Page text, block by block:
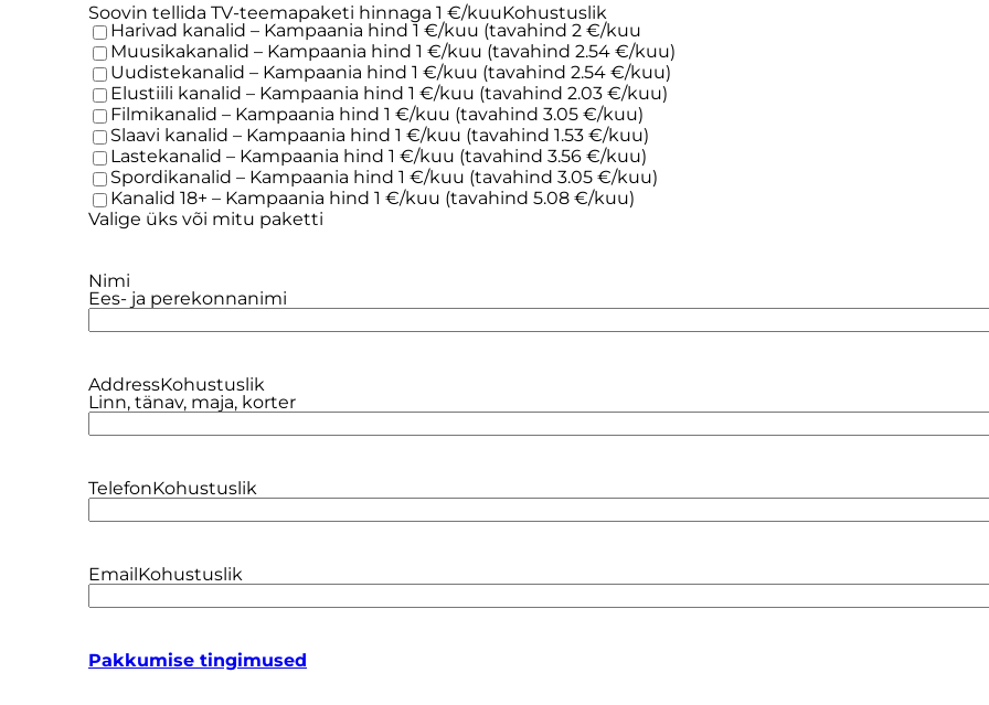
Soovin tellida TV-teemapaketi hinnaga 1 €/kuuKohustuslik
Harivad kanalid – Kampaania hind 1 €/kuu (tavahind 2 €/kuu
Muusikakanalid – Kampaania hind 1 €/kuu (tavahind 2.54 €/kuu)
Uudistekanalid – Kampaania hind 1 €/kuu (tavahind 2.54 €/kuu)
Elustiili kanalid – Kampaania hind 1 €/kuu (tavahind 2.03 €/kuu)
Filmikanalid – Kampaania hind 1 €/kuu (tavahind 3.05 €/kuu)
Slaavi kanalid – Kampaania hind 1 €/kuu (tavahind 1.53 €/kuu)
Lastekanalid – Kampaania hind 1 €/kuu (tavahind 3.56 €/kuu)
Spordikanalid – Kampaania hind 1 €/kuu (tavahind 3.05 €/kuu)
Kanalid 18+ – Kampaania hind 1 €/kuu (tavahind 5.08 €/kuu)
Valige üks või mitu paketti
Nimi
Ees- ja perekonnanimi
AddressKohustuslik
Linn, tänav, maja, korter
TelefonKohustuslik
EmailKohustuslik
Pakkumise tingimused